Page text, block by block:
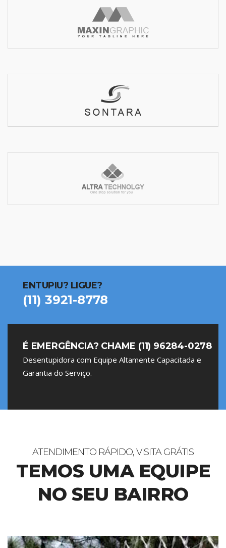
ENTUPIU? LIGUE?
(11) 3921-8778
É EMERGÊNCIA? CHAME (11) 96284-0278
Desentupidora com Equipe Altamente Capacitada e
Garantia do Serviço.
ATENDIMENTO RÁPIDO, VISITA GRÁTIS
TEMOS UMA EQUIPE
NO SEU BAIRRO